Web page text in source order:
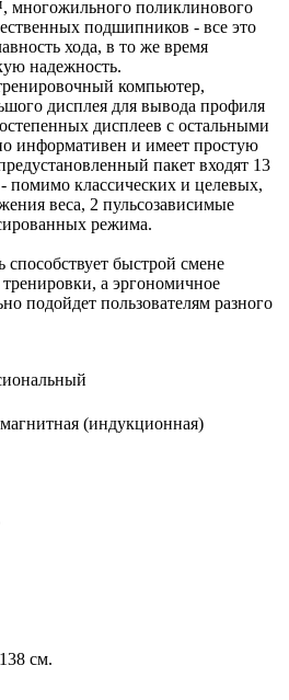
многожильного поликлинового
подшипников - все это
хода, в то же время
надежность.
компьютер,
дисплея для вывода профиля
дисплеев с остальными
информативен и имеет простую
пакет входят 13
помимо классических и целевых,
веса, 2 пульсозависимые
режима.
быстрой смене
а эргономичное
подойдет пользователям разного
(индукционная)
cм.